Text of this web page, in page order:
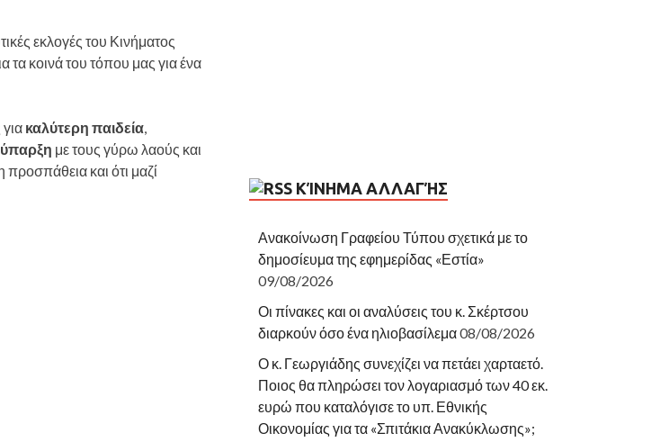
εκλογές του Κινήματος
τα κοινά του τόπου μας για ένα
καλύτερη παιδεία,
με τους γύρω λαούς και
προσπάθεια και ότι μαζί
ΚΊΝΗΜΑ ΑΛΛΑΓΉΣ
Ανακοίνωση Γραφείου Τύπου σχετικά με το
δημοσίευμα της εφημερίδας «Εστία»
09/08/2026
Οι πίνακες και οι αναλύσεις του κ. Σκέρτσου
διαρκούν όσο ένα ηλιοβασίλεμα08/08/2026
Ο κ. Γεωργιάδης συνεχίζει να πετάει χαρταετό.
Ποιος θα πληρώσει τον λογαριασμό των 40 εκ.
ευρώ που καταλόγισε το υπ. Εθνικής
Οικονομίας για τα «Σπιτάκια Ανακύκλωσης»;